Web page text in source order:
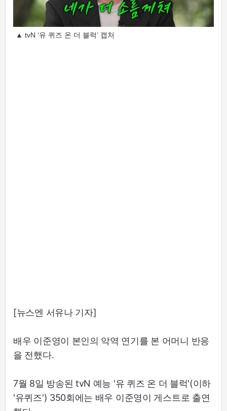
▲ tvN ‘유 퀴즈 온 더 블럭’ 캡처
[뉴스엔 서유나 기자]
배우 이준영이 본인의 악역 연기를 본 어머니 반응
을 전했다.
7월 8일 방송된 tvN 예능 '유 퀴즈 온 더 블럭'(이하
'유퀴즈') 350회에는 배우 이준영이 게스트로 출연